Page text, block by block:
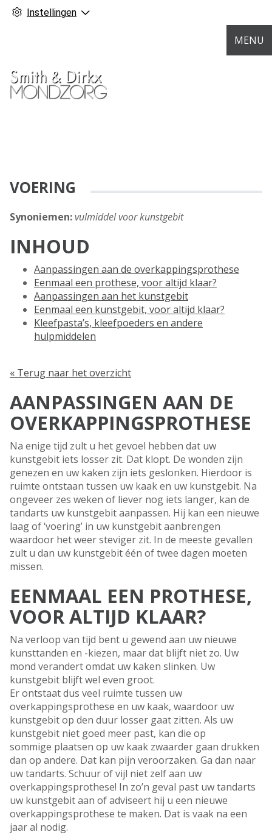
Instellingen
MENU
VOERING
Synoniemen:vulmiddel voor kunstgebit
INHOUD
Aanpassingen aan de overkappingsprothese
Eenmaal een prothese, voor altijd klaar?
Aanpassingen aan het kunstgebit
Eenmaal een kunstgebit, voor altijd klaar?
Kleefpasta’s, kleefpoeders en andere
hulpmiddelen
« Terug naar het overzicht
AANPASSINGEN AAN DE
OVERKAPPINGSPROTHESE
Na enige tijd zult u het gevoel hebben dat uw
kunstgebit iets losser zit. Dat klopt. De wonden zijn
genezen en uw kaken zijn iets geslonken. Hierdoor is
ruimte ontstaan tussen uw kaak en uw kunstgebit. Na
ongeveer zes weken of liever nog iets langer, kan de
tandarts uw kunstgebit aanpassen. Hij kan een nieuwe
laag of ‘voering’ in uw kunstgebit aanbrengen
waardoor het weer steviger zit. In de meeste gevallen
zult u dan uw kunstgebit één of twee dagen moeten
missen.
EENMAAL EEN PROTHESE,
VOOR ALTIJD KLAAR?
Na verloop van tijd bent u gewend aan uw nieuwe
kunsttanden en -kiezen, maar dat blijft niet zo. Uw
mond verandert omdat uw kaken slinken. Uw
kunstgebit blijft wel even groot.
Er ontstaat dus veel ruimte tussen uw
overkappingsprothese en uw kaak, waardoor uw
kunstgebit op den duur losser gaat zitten. Als uw
kunstgebit niet goed meer past, kan die op
sommige plaatsen op uw kaak zwaarder gaan drukken
dan op andere. Dat kan pijn veroorzaken. Ga dan naar
uw tandarts. Schuur of vijl niet zelf aan uw
overkappingsprothese! In zo’n geval past uw tandarts
uw kunstgebit aan of adviseert hij u een nieuwe
overkappingsprothese te maken. Dat is vaak na een
jaar al nodig.